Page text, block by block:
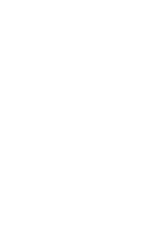
州的旅程，寻求紧急医疗
表、第十二届中华慈善